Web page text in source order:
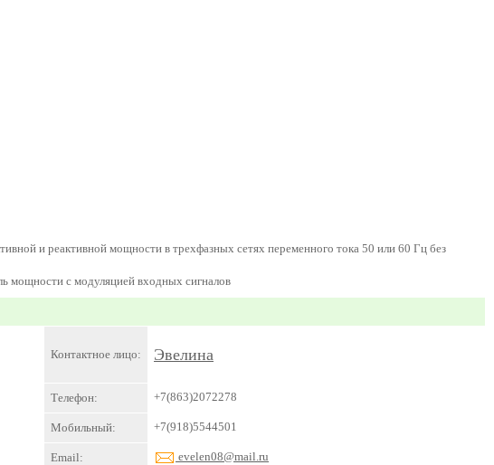
и реактивной мощности в трехфазных сетях переменного тока 50 или 60 Гц без
мощности с модуляцией входных сигналов
Контактное лицо: Эвелина
Телефон: +7(863)2072278
Мобильный: +7(918)5544501
Email: evelen08@mail.ru